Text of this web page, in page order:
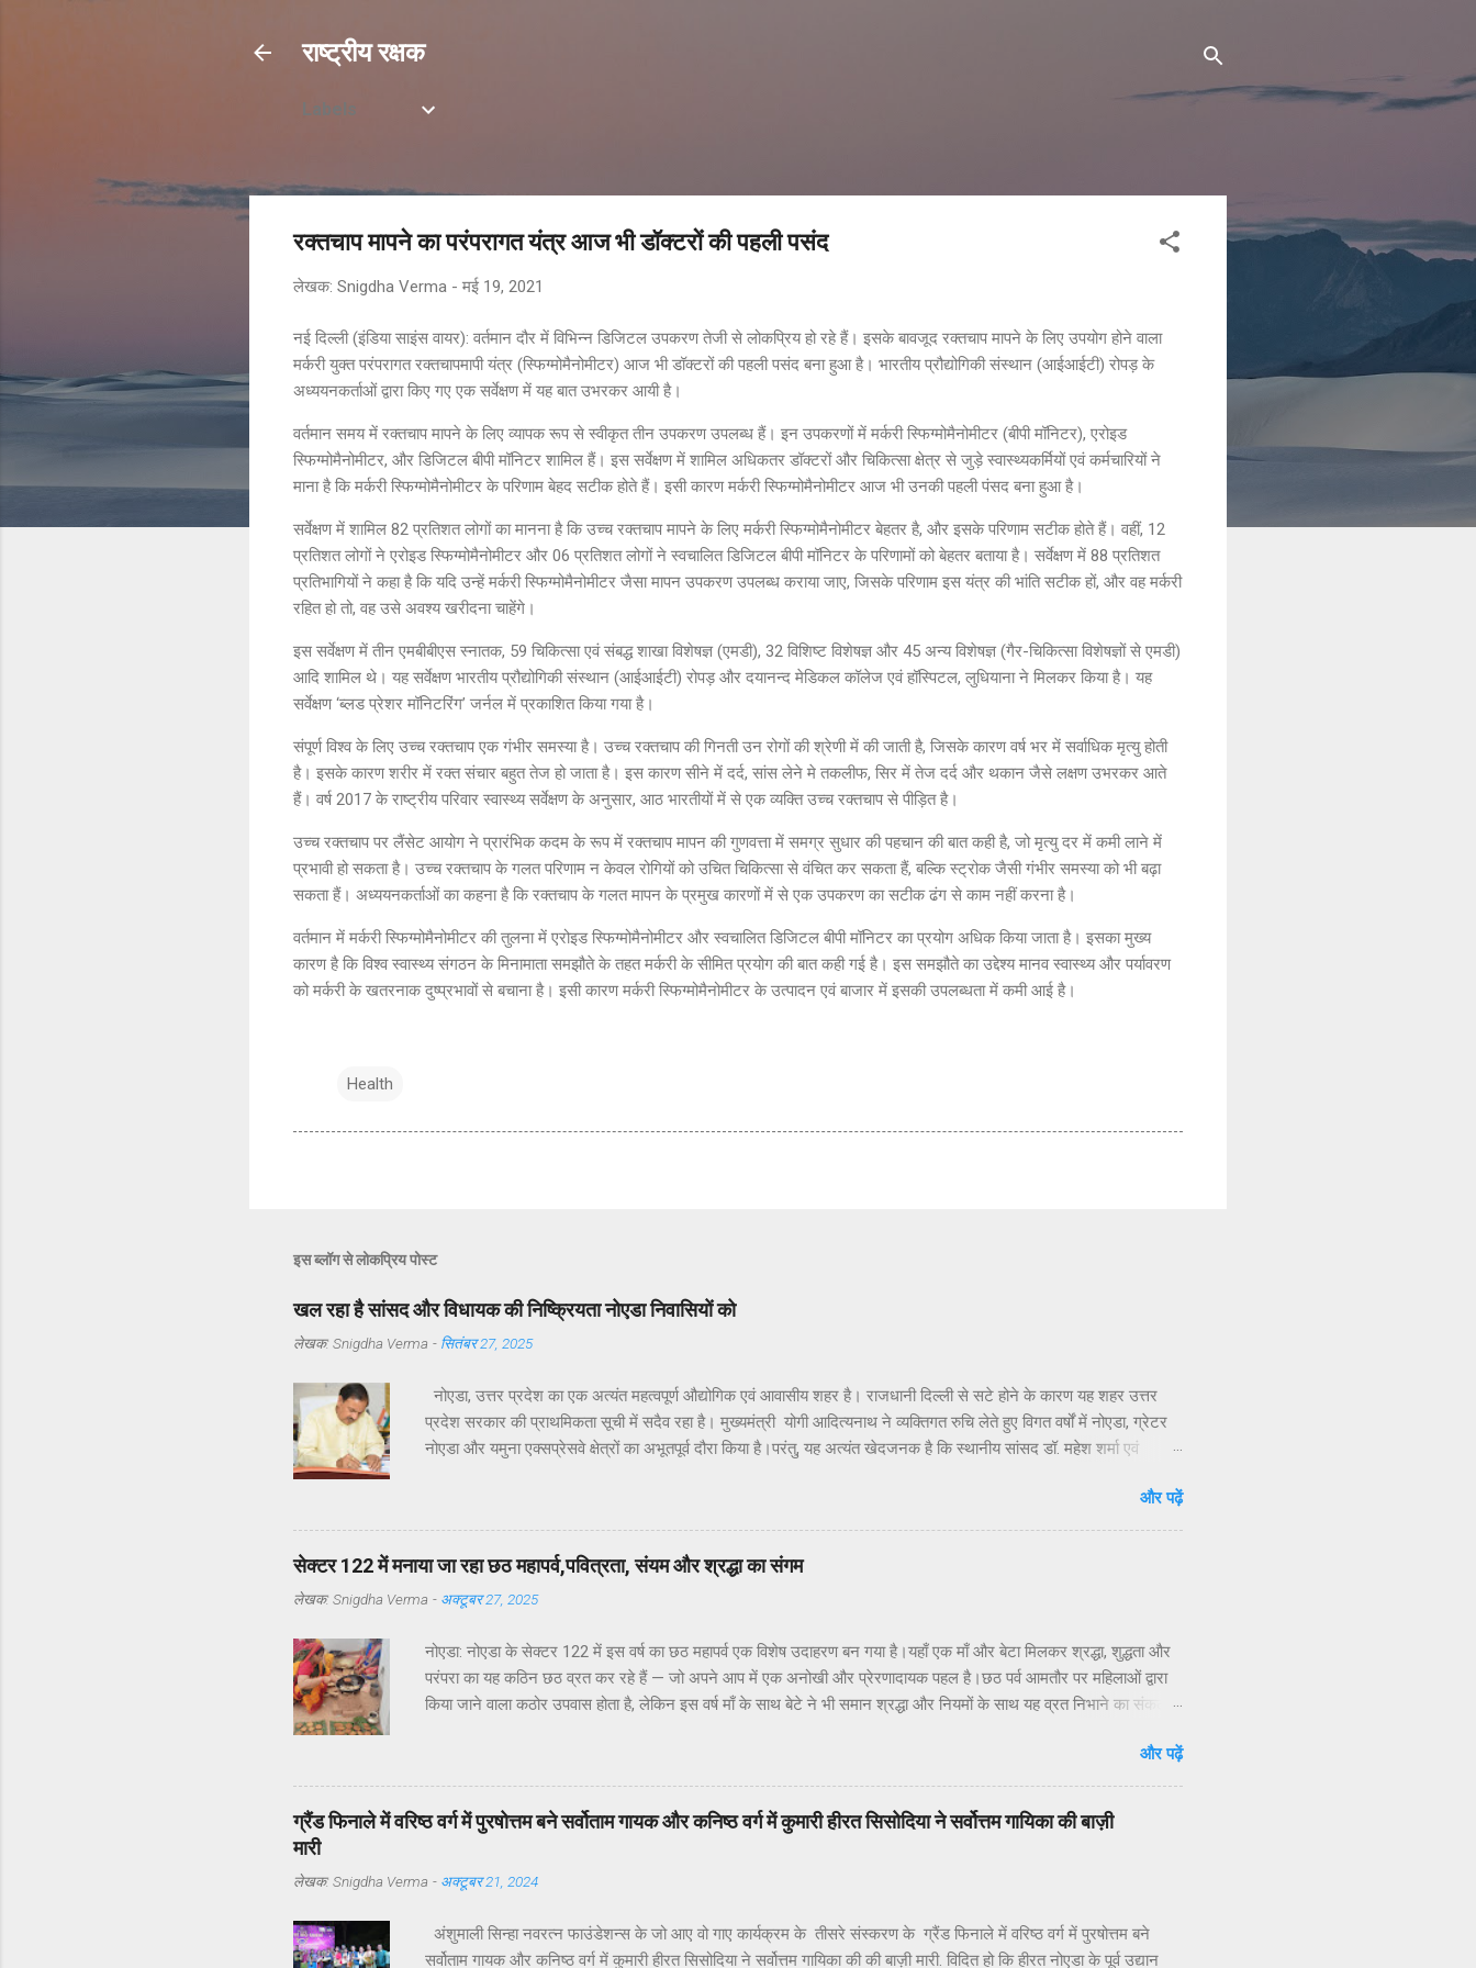
राष्ट्रीय रक्षक
Labels
रक्तचाप मापने का परंपरागत यंत्र आज भी डॉक्टरों की पहली पसंद
लेखक: Snigdha Verma - मई 19, 2021
नई दिल्ली (इंडिया साइंस वायर): वर्तमान दौर में विभिन्न डिजिटल उपकरण तेजी से लोकप्रिय हो रहे हैं। इसके बावजूद रक्तचाप मापने के लिए उपयोग होने वाला
मर्करी युक्त परंपरागत रक्तचापमापी यंत्र (स्फिग्मोमैनोमीटर) आज भी डॉक्टरों की पहली पसंद बना हुआ है। भारतीय प्रौद्योगिकी संस्थान (आईआईटी) रोपड़ के
अध्ययनकर्ताओं द्वारा किए गए एक सर्वेक्षण में यह बात उभरकर आयी है।
वर्तमान समय में रक्तचाप मापने के लिए व्यापक रूप से स्वीकृत तीन उपकरण उपलब्ध हैं। इन उपकरणों में मर्करी स्फिग्मोमैनोमीटर (बीपी मॉनिटर), एरोइड
स्फिग्मोमैनोमीटर, और डिजिटल बीपी मॉनिटर शामिल हैं। इस सर्वेक्षण में शामिल अधिकतर डॉक्टरों और चिकित्सा क्षेत्र से जुड़े स्वास्थ्यकर्मियों एवं कर्मचारियों ने
माना है कि मर्करी स्फिग्मोमैनोमीटर के परिणाम बेहद सटीक होते हैं। इसी कारण मर्करी स्फिग्मोमैनोमीटर आज भी उनकी पहली पंसद बना हुआ है।
सर्वेक्षण में शामिल 82 प्रतिशत लोगों का मानना है कि उच्च रक्तचाप मापने के लिए मर्करी स्फिग्मोमैनोमीटर बेहतर है, और इसके परिणाम सटीक होते हैं। वहीं, 12
प्रतिशत लोगों ने एरोइड स्फिग्मोमैनोमीटर और 06 प्रतिशत लोगों ने स्वचालित डिजिटल बीपी मॉनिटर के परिणामों को बेहतर बताया है। सर्वेक्षण में 88 प्रतिशत
प्रतिभागियों ने कहा है कि यदि उन्हें मर्करी स्फिग्मोमैनोमीटर जैसा मापन उपकरण उपलब्ध कराया जाए, जिसके परिणाम इस यंत्र की भांति सटीक हों, और वह मर्करी
रहित हो तो, वह उसे अवश्य खरीदना चाहेंगे।
इस सर्वेक्षण में तीन एमबीबीएस स्नातक, 59 चिकित्सा एवं संबद्ध शाखा विशेषज्ञ (एमडी), 32 विशिष्ट विशेषज्ञ और 45 अन्य विशेषज्ञ (गैर-चिकित्सा विशेषज्ञों से एमडी)
आदि शामिल थे। यह सर्वेक्षण भारतीय प्रौद्योगिकी संस्थान (आईआईटी) रोपड़ और दयानन्द मेडिकल कॉलेज एवं हॉस्पिटल, लुधियाना ने मिलकर किया है। यह
सर्वेक्षण ‘ब्लड प्रेशर मॉनिटरिंग’ जर्नल में प्रकाशित किया गया है।
संपूर्ण विश्व के लिए उच्च रक्तचाप एक गंभीर समस्या है। उच्च रक्तचाप की गिनती उन रोगों की श्रेणी में की जाती है, जिसके कारण वर्ष भर में सर्वाधिक मृत्यु होती
है। इसके कारण शरीर में रक्त संचार बहुत तेज हो जाता है। इस कारण सीने में दर्द, सांस लेने मे तकलीफ, सिर में तेज दर्द और थकान जैसे लक्षण उभरकर आते
हैं। वर्ष 2017 के राष्ट्रीय परिवार स्वास्थ्य सर्वेक्षण के अनुसार, आठ भारतीयों में से एक व्यक्ति उच्च रक्तचाप से पीड़ित है।
उच्च रक्तचाप पर लैंसेट आयोग ने प्रारंभिक कदम के रूप में रक्तचाप मापन की गुणवत्ता में समग्र सुधार की पहचान की बात कही है, जो मृत्यु दर में कमी लाने में
प्रभावी हो सकता है। उच्च रक्तचाप के गलत परिणाम न केवल रोगियों को उचित चिकित्सा से वंचित कर सकता हैं, बल्कि स्ट्रोक जैसी गंभीर समस्या को भी बढ़ा
सकता हैं। अध्ययनकर्ताओं का कहना है कि रक्तचाप के गलत मापन के प्रमुख कारणों में से एक उपकरण का सटीक ढंग से काम नहीं करना है।
वर्तमान में मर्करी स्फिग्मोमैनोमीटर की तुलना में एरोइड स्फिग्मोमैनोमीटर और स्वचालित डिजिटल बीपी मॉनिटर का प्रयोग अधिक किया जाता है। इसका मुख्य
कारण है कि विश्व स्वास्थ्य संगठन के मिनामाता समझौते के तहत मर्करी के सीमित प्रयोग की बात कही गई है। इस समझौते का उद्देश्य मानव स्वास्थ्य और पर्यावरण
को मर्करी के खतरनाक दुष्प्रभावों से बचाना है। इसी कारण मर्करी स्फिग्मोमैनोमीटर के उत्पादन एवं बाजार में इसकी उपलब्धता में कमी आई है।
Health
इस ब्लॉग से लोकप्रिय पोस्ट
खल रहा है सांसद और विधायक की निष्क्रियता नोएडा निवासियों को
लेखक: Snigdha Verma - सितंबर 27, 2025
नोएडा, उत्तर प्रदेश का एक अत्यंत महत्वपूर्ण औद्योगिक एवं आवासीय शहर है। राजधानी दिल्ली से सटे होने के कारण यह शहर उत्तर
प्रदेश सरकार की प्राथमिकता सूची में सदैव रहा है। मुख्यमंत्री योगी आदित्यनाथ ने व्यक्तिगत रुचि लेते हुए विगत वर्षों में नोएडा, ग्रेटर
नोएडा और यमुना एक्सप्रेसवे क्षेत्रों का अभूतपूर्व दौरा किया है।परंतु, यह अत्यंत खेदजनक है कि स्थानीय सांसद डॉ. महेश शर्मा एवं
समस्याएँ उठाने के बावजूद ठोस कार्यवाही नहीं हो रही है। यह कहना है नोएडा के विभिन्न सेक्टरों के निवासियों का. आवासीय कल्याण संगठन
सेक्टर 122 के अध्यक्ष डॉ उमेश शर्मा ने नोएडा की प्रमुख समस्याओं के हल न होने के कारण जनप्रतिनिधियों की निष्क्रियता बताया है.
उनके अनुसार सांसद और विधायक को बार-बार अवगत कराने पर भी समस्याओं का समाधान नहीं हो रहा. जन प्रतिनिधियों का क्षेत्रीय
दौरों की संख्या अत्यंत सीमित है।नागरिकों की शिकायतें केवल “कागज़ों में” दर्ज हो रही हैं, ज़मीनी क...
और पढ़ें
सेक्टर 122 में मनाया जा रहा छठ महापर्व,पवित्रता, संयम और श्रद्धा का संगम
लेखक: Snigdha Verma - अक्टूबर 27, 2025
नोएडा: नोएडा के सेक्टर 122 में इस वर्ष का छठ महापर्व एक विशेष उदाहरण बन गया है।यहाँ एक माँ और बेटा मिलकर श्रद्धा, शुद्धता और
परंपरा का यह कठिन छठ व्रत कर रहे हैं — जो अपने आप में एक अनोखी और प्रेरणादायक पहल है।छठ पर्व आमतौर पर महिलाओं द्वारा
किया जाने वाला कठोर उपवास होता है, लेकिन इस वर्ष माँ के साथ बेटे ने भी समान श्रद्धा और नियमों के साथ यह व्रत निभाने का संकल्प
संस्कृत के “षष्ठी” से बना है, जिसका अर्थ होता है छठा दिन।यह पर्व कार्तिक मास के शुक्ल पक्ष की षष्ठी तिथि को मनाया जाता है।छठ व्रत
में सूर्य देव की उपासना की जाती है क्योंकि सूर्य जीवन, ऊर्जा, स्वास्थ्य और समृद्धि के प्रतीक हैं।इस दिन सूर्य की दोनों अवस्थाओं — डूबते
सूर्य और उगते सूर्य — की पूजा की जाती है। उन्होंने बताया कि यह व्रत स्त्री और पुरुष दोनों कर सकते हैं, लेकिन इसे बहुत कठिन और
पवित्र माना जाता है, क्योंकि इसमें चार दिनों तक शुद्धता, आत्मसंयम और निर्जला उपवास रखा जाता है। *महापर्व छठ के 4 दिन का ...
और पढ़ें
ग्रैंड फिनाले में वरिष्ठ वर्ग में पुरषोत्तम बने सर्वोताम गायक और कनिष्ठ वर्ग में कुमारी हीरत सिसोदिया ने सर्वोत्तम गायिका की बाज़ी
मारी
लेखक: Snigdha Verma - अक्टूबर 21, 2024
अंशुमाली सिन्हा नवरत्न फाउंडेशन्स के जो आए वो गाए कार्यक्रम के तीसरे संस्करण के ग्रैंड फिनाले में वरिष्ठ वर्ग में पुरषोत्तम बने
सर्वोताम गायक और कनिष्ठ वर्ग में कुमारी हीरत सिसोदिया ने सर्वोत्तम गायिका की की बाज़ी मारी. विदित हो कि हीरत नोएडा के पूर्व उद्यान